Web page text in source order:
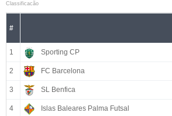
Classificacão
#
1 Sporting CP
2 FC Barcelona
3 SL Benfica
4 Islas Baleares Palma Futsal